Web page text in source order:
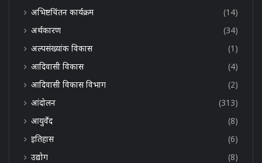
अभिष्टचिंतन कार्यक्रम
(14)
अर्थकारण
(34)
अल्पसंख्यांक विकास
(1)
आदिवासी विकास
(4)
आदिवासी विकास विभाग
(2)
आंदोलन
(313)
आयुर्वेद
(8)
इतिहास
(6)
उद्योग
(8)